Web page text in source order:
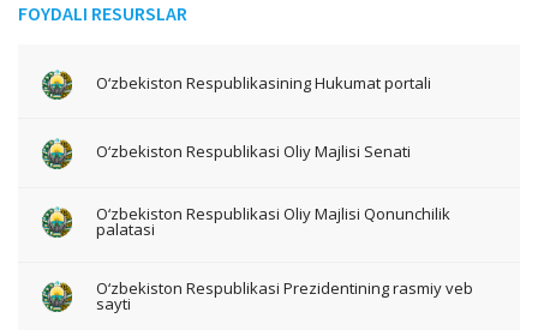
FOYDALI RESURSLAR
O‘zbekiston Respublikasining Hukumat portali
O‘zbekiston Respublikasi Oliy Majlisi Senati
O‘zbekiston Respublikasi Oliy Majlisi Qonunchilik
palatasi
O‘zbekiston Respublikasi Prezidentining rasmiy veb
sayti